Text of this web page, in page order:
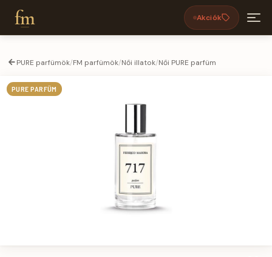
fm Akciók
PURE parfümök/FM parfümök/Női illatok/Női PURE parfüm
PURE PARFÜM